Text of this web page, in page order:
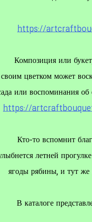
https://
Композиция
своим цветком
сада или
https://
Кто-то
улыбнется летней
ягоды рябины, и
В каталоге